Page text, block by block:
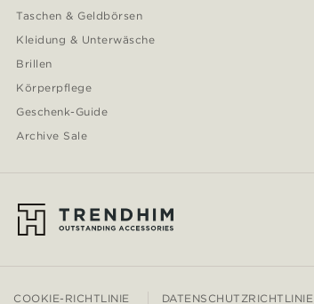
Taschen & Geldbörsen
Kleidung & Unterwäsche
Brillen
Körperpflege
Geschenk-Guide
Archive Sale
COOKIE-RICHTLINIE DATENSCHUTZRICHTLINIE